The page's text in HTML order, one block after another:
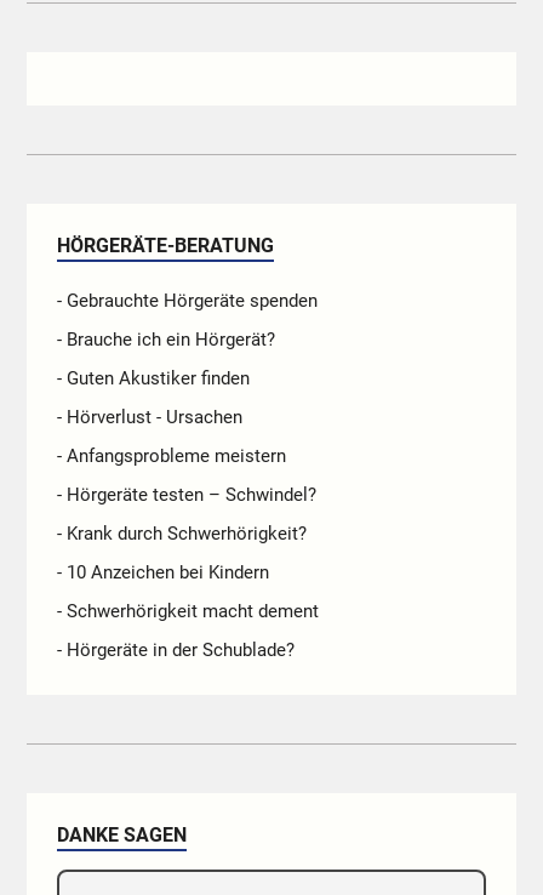
HÖRGERÄTE-BERATUNG
- Gebrauchte Hörgeräte spenden
- Brauche ich ein Hörgerät?
- Guten Akustiker finden
- Hörverlust - Ursachen
- Anfangsprobleme meistern
- Hörgeräte testen – Schwindel?
- Krank durch Schwerhörigkeit?
- 10 Anzeichen bei Kindern
- Schwerhörigkeit macht dement
- Hörgeräte in der Schublade?
DANKE SAGEN